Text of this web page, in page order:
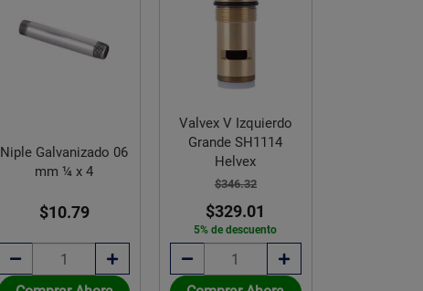
Niple Galvanizado 06
mm ¼ x 4
$10.79
Valvex V Izquierdo
Grande SH1114
Helvex
$346.32
$329.01
5% de descuento